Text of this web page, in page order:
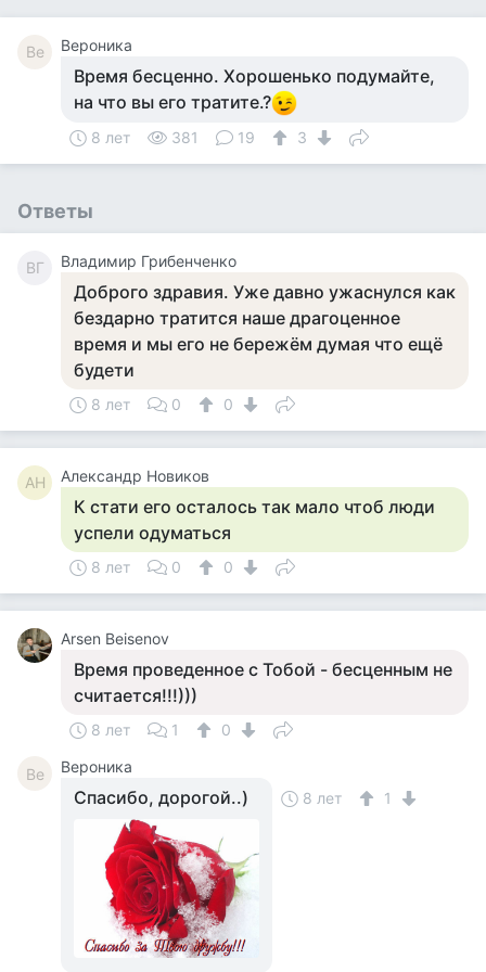
Ве Вероника
Время бесценно. Хорошенько подумайте,
на что вы его тратите.?
8 лет 381 19 3
Ответы
ВГ Владимир Грибенченко
Доброго здравия. Уже давно ужаснулся как
бездарно тратится наше драгоценное
время и мы его не бережём думая что ещё
будети
8 лет 0 0
АН Александр Новиков
К стати его осталось так мало чтоб люди
успели одуматься
8 лет 0 0
Arsen Beisenov
Время проведенное с Тобой - бесценным не
считается!!!)))
8 лет 1 0
Ве Вероника
Спасибо, дорогой..) 8 лет 1